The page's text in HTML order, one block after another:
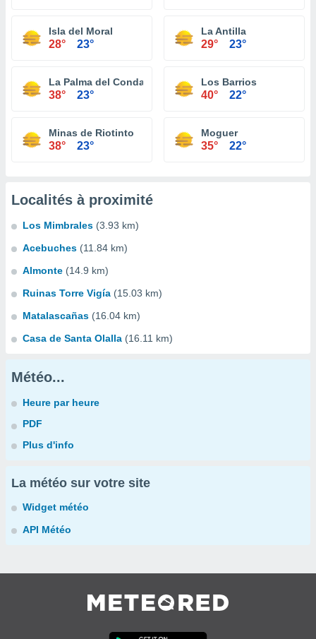
Isla del Moral
28° 23°
La Antilla
29° 23°
La Palma del Condado
38° 23°
Los Barrios
40° 22°
Minas de Riotinto
38° 23°
Moguer
35° 22°
Localités à proximité
Los Mimbrales (3.93 km)
Acebuches (11.84 km)
Almonte (14.9 km)
Ruinas Torre Vigía (15.03 km)
Matalascañas (16.04 km)
Casa de Santa Olalla (16.11 km)
Météo...
Heure par heure
PDF
Plus d'info
La météo sur votre site
Widget météo
API Météo